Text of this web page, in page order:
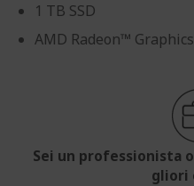
1 TB SSD
AMD Radeon™
Sei un professionista
gliori